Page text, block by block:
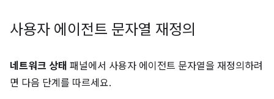
사용자 에이전트 문자열 재정의
네트워크 상태 패널에서 사용자 에이전트 문자열을 재정의하려
면 다음 단계를 따르세요.